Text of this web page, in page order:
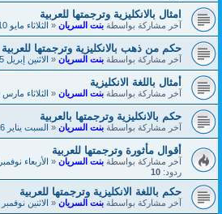
امثال بالانكليزية وترجمتها للعربية
آخر مشاركة بواسطةبنت السريان«الثلاثاء مايو 10, 2016 8:01 pm
حكم من ذهب بالانكليزية وترجمتها للعربية
آخر مشاركة بواسطةبنت السريان«الاثنين إبريل 25, 2016 10:00 am
أمثال باللغة الانكليزية
آخر مشاركة بواسطةبنت السريان«الثلاثاء مارس 29, 2016 9:51 pm
حكم بالانكليزية وترجمتها بالعربية
آخر مشاركة بواسطةبنت السريان«السبت يناير 16, 2016 9:22 pm
أقوال مأثورة وترجمتها للعربية
آخر مشاركة بواسطةبنت السريان«الأربعاء نوفمبر 18, 2015 1:45 am
ردود: 10
حكم باللغة الانكليزية وترجمتها للعربية
آخر مشاركة بواسطةبنت السريان«الاثنين نوفمبر 09, 2015 4:16 pm